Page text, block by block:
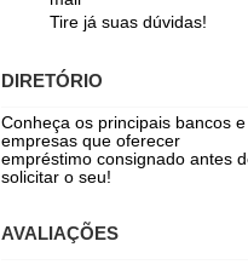
Tire já suas dúvidas!
DIRETÓRIO
Conheça os principais bancos e
empresas que oferecer
empréstimo consignado antes
solicitar o seu!
AVALIAÇÕES